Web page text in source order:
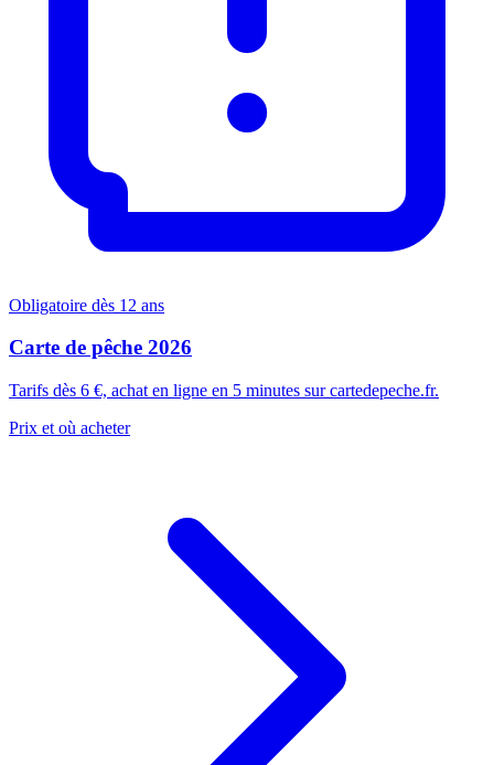
Obligatoire dès 12 ans
Carte de pêche 2026
Tarifs dès 6 €, achat en ligne en 5 minutes sur cartedepeche.fr.
Prix et où acheter